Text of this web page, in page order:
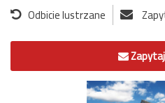
Odbicie lustrzane